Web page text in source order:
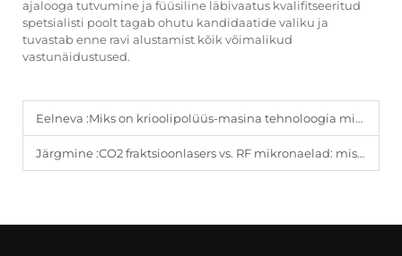
ajalooga tutvumine ja füüsiline läbivaatus kvalifitseeritud
spetsialisti poolt tagab ohutu kandidaatide valiku ja
tuvastab enne ravi alustamist kõik võimalikud
vastunäidustused.
Eelneva :Miks on krioolipolüüs-masina tehnoloogia mitteinvasiivse rasvakaotuse kuldstandard.
Järgmine :CO2 fraktsioonlasers vs. RF mikronaelad: mis on parim investeering teie esteetilisele kliinikule?